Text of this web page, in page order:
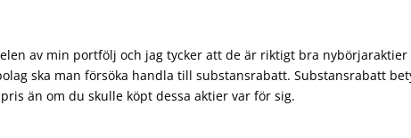
av min portfölj och jag tycker att de är riktigt bra
ska man försöka handla till substansrabatt. Substansrabatt
än om du skulle köpt dessa aktier var för sig.